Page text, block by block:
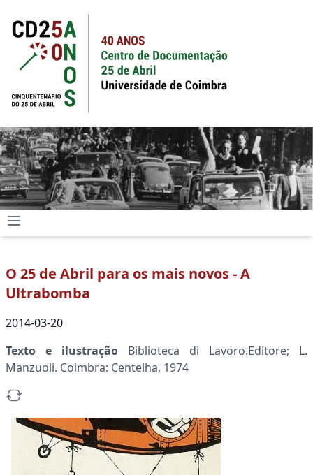
O 25 de Abril para os mais novos - A
Ultrabomba
2014-03-20
Texto e ilustração Biblioteca di Lavoro.Editore; L.
Manzuoli. Coimbra: Centelha, 1974